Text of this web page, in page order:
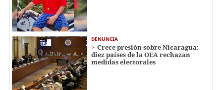
DENUNCIA
Crece presión sobre Nicaragua:
diez países de la OEA rechazan
medidas electorales